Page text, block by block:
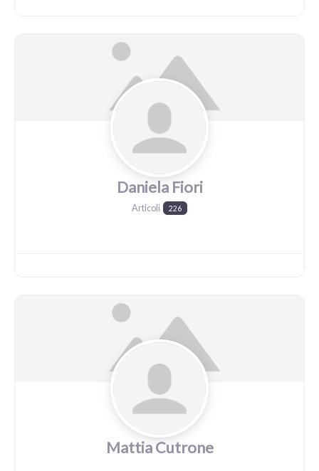
Daniela Fiori
Articoli 226
Mattia Cutrone